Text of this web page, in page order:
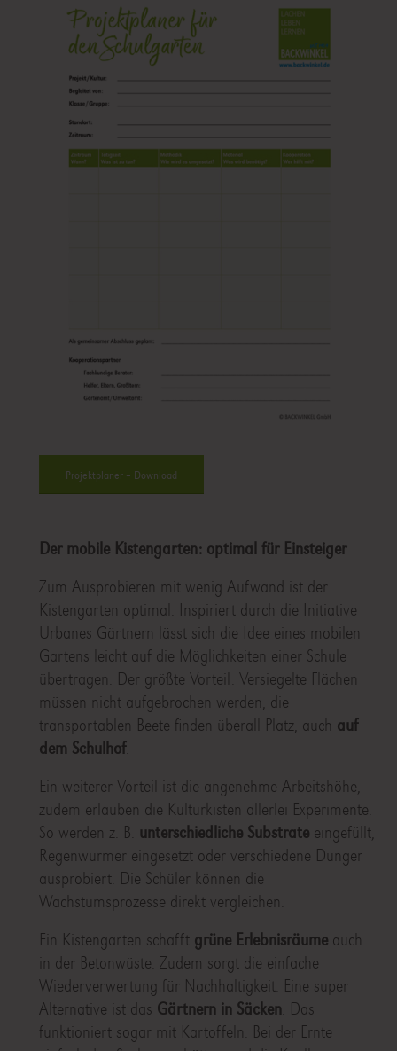
Projektplaner – Download
Der mobile Kistengarten: optimal für Einsteiger
Zum Ausprobieren mit wenig Aufwand ist der
Kistengarten optimal. Inspiriert durch die Initiative
Urbanes Gärtnern lässt sich die Idee eines mobilen
Gartens leicht auf die Möglichkeiten einer Schule
übertragen. Der größte Vorteil: Versiegelte Flächen
müssen nicht aufgebrochen werden, die
transportablen Beete finden überall Platz, auch auf
dem Schulhof.
Ein weiterer Vorteil ist die angenehme Arbeitshöhe,
zudem erlauben die Kulturkisten allerlei Experimente.
So werden z. B. unterschiedliche Substrateeingefüllt,
Regenwürmer eingesetzt oder verschiedene Dünger
ausprobiert. Die Schüler können die
Wachstumsprozesse direkt vergleichen.
Ein Kistengarten schafft grüne Erlebnisräumeauch
in der Betonwüste. Zudem sorgt die einfache
Wiederverwertung für Nachhaltigkeit. Eine super
Alternative ist das Gärtnern in Säcken . Das
funktioniert sogar mit Kartoffeln. Bei der Ernte